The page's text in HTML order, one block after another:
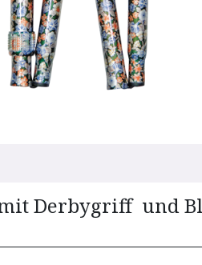
mit Derbygriff und